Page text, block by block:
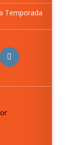
Temporada